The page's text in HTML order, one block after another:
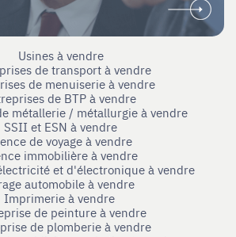
Usines à vendre
de transport à vendre
de menuiserie à vendre
de BTP à vendre
métallerie / métallurgie à vendre
SSII et ESN à vendre
de voyage à vendre
immobilière à vendre
et d'électronique à vendre
automobile à vendre
Imprimerie à vendre
de peinture à vendre
de plomberie à vendre